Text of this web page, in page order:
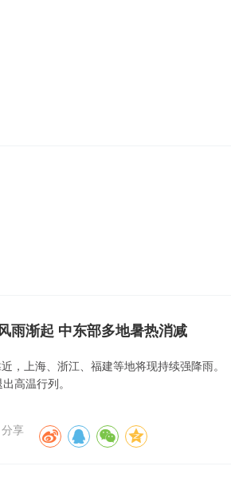
雨渐起 中东部多地暑热消减
，上海、浙江、福建等地将现持续强降雨。
高温行列。
分享